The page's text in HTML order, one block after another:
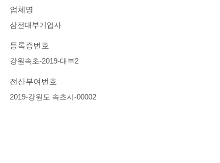
업체명
삼전대부기업사
등록증번호
강원속초-2019-대부2
전산부여번호
2019-강원도 속초시-00002